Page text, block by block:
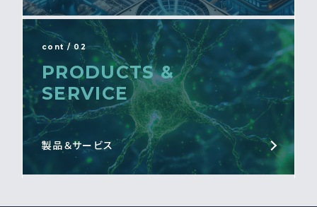
cont / 02
PRODUCTS &
SERVICE
製品＆サービス